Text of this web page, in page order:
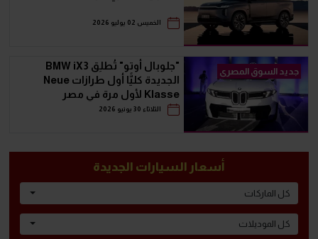
الخميس 02 يوليو 2026
جديد السوق المصرى
"جلوبال أوتو" تُطلِق BMW iX3
الجديدة كليًّا أول طرازات Neue
Klasse لأول مرة في مصر
الثلاثاء 30 يونيو 2026
أسعار السيارات الجديدة
كل الماركات
كل الموديلات